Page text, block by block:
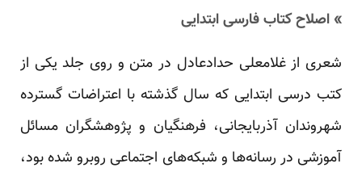
» اصلاح کتاب فارسی ابتدایی
شعری از غلامعلی حدادعادل در متن و روی جلد یکی از
کتب درسی ابتدایی که سال گذشته با اعتراضات گسترده
شهروندان آذربایجانی‌، فرهنگیان و پژوهشگران مسائل
آموزشی در رسانه‌ها و شبکه‌های اجتماعی روبرو شده بود،